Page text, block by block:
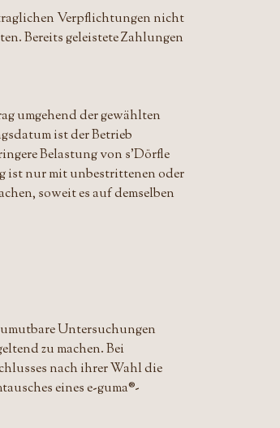
Verpflichtungen nicht
Bereits geleistete Zahlungen
umgehend der gewählten
ist der Betrieb
Belastung von s'Dörfle
ist nur mit unbestrittenen oder
soweit es auf demselben
Untersuchungen
zu machen. Bei
nach ihrer Wahl die
eines e-guma®-